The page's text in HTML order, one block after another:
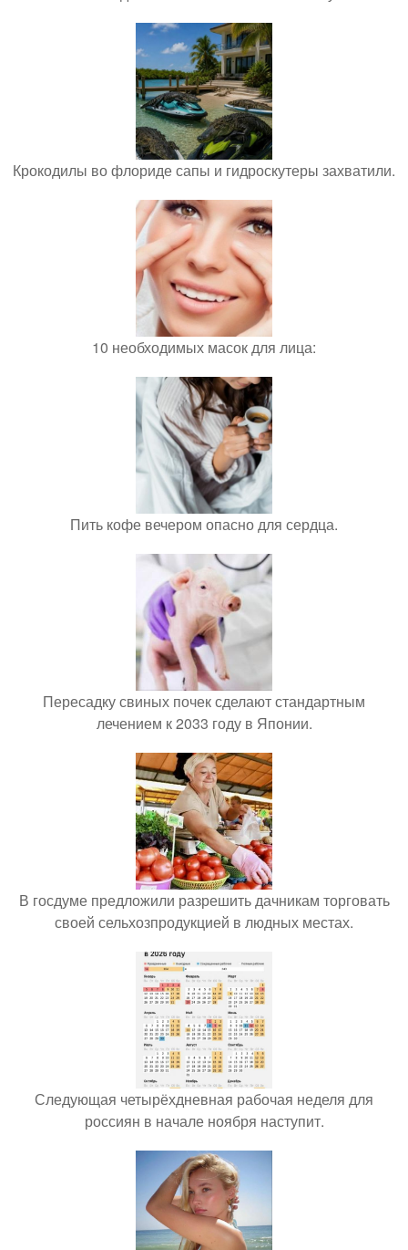
Крокодилы во флориде сапы и гидроскутеры захватили.
10 необходимых масок для лица:
Пить кофе вечером опасно для сердца.
Пересадку свиных почек сделают стандартным
лечением к 2033 году в Японии.
В госдуме предложили разрешить дачникам торговать
своей сельхозпродукцией в людных местах.
Следующая четырёхдневная рабочая неделя для
россиян в начале ноября наступит.